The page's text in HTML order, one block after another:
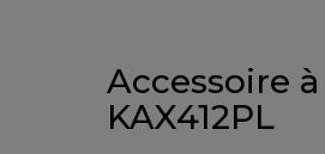
Accessoire
KAX412PL